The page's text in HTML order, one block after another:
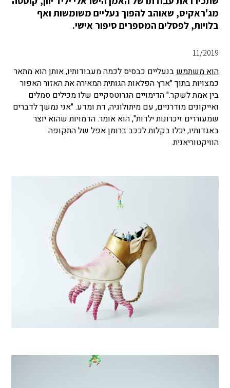
מג'ראקיס, שאוהב להפוך נעליים משומשות ואף
בלויות, לפסלים המספרים סיפור אישי.
11/2019
הוא משתמשבנעליים כבסיס לכמה מעבודותיו, אותן הוא מתאר
כמצויות בתוך "ארץ הפלאות הגותית המאירה את האזור האפור
בין אמת לשקר." הדימויים הגרוטסקיים שלו מכילים סמלים
ואייקונים מודרניים, עם מיתולוגיה, דת ומדע. "אני נמשך לדברים
שמעוררים זיכרונות ילדות", הוא אומר. הדמויות שהוא יוצר
באגדותיו, יכלו בקלות לככב ברומן אפל של התקופה
הוויקטוריאנית.